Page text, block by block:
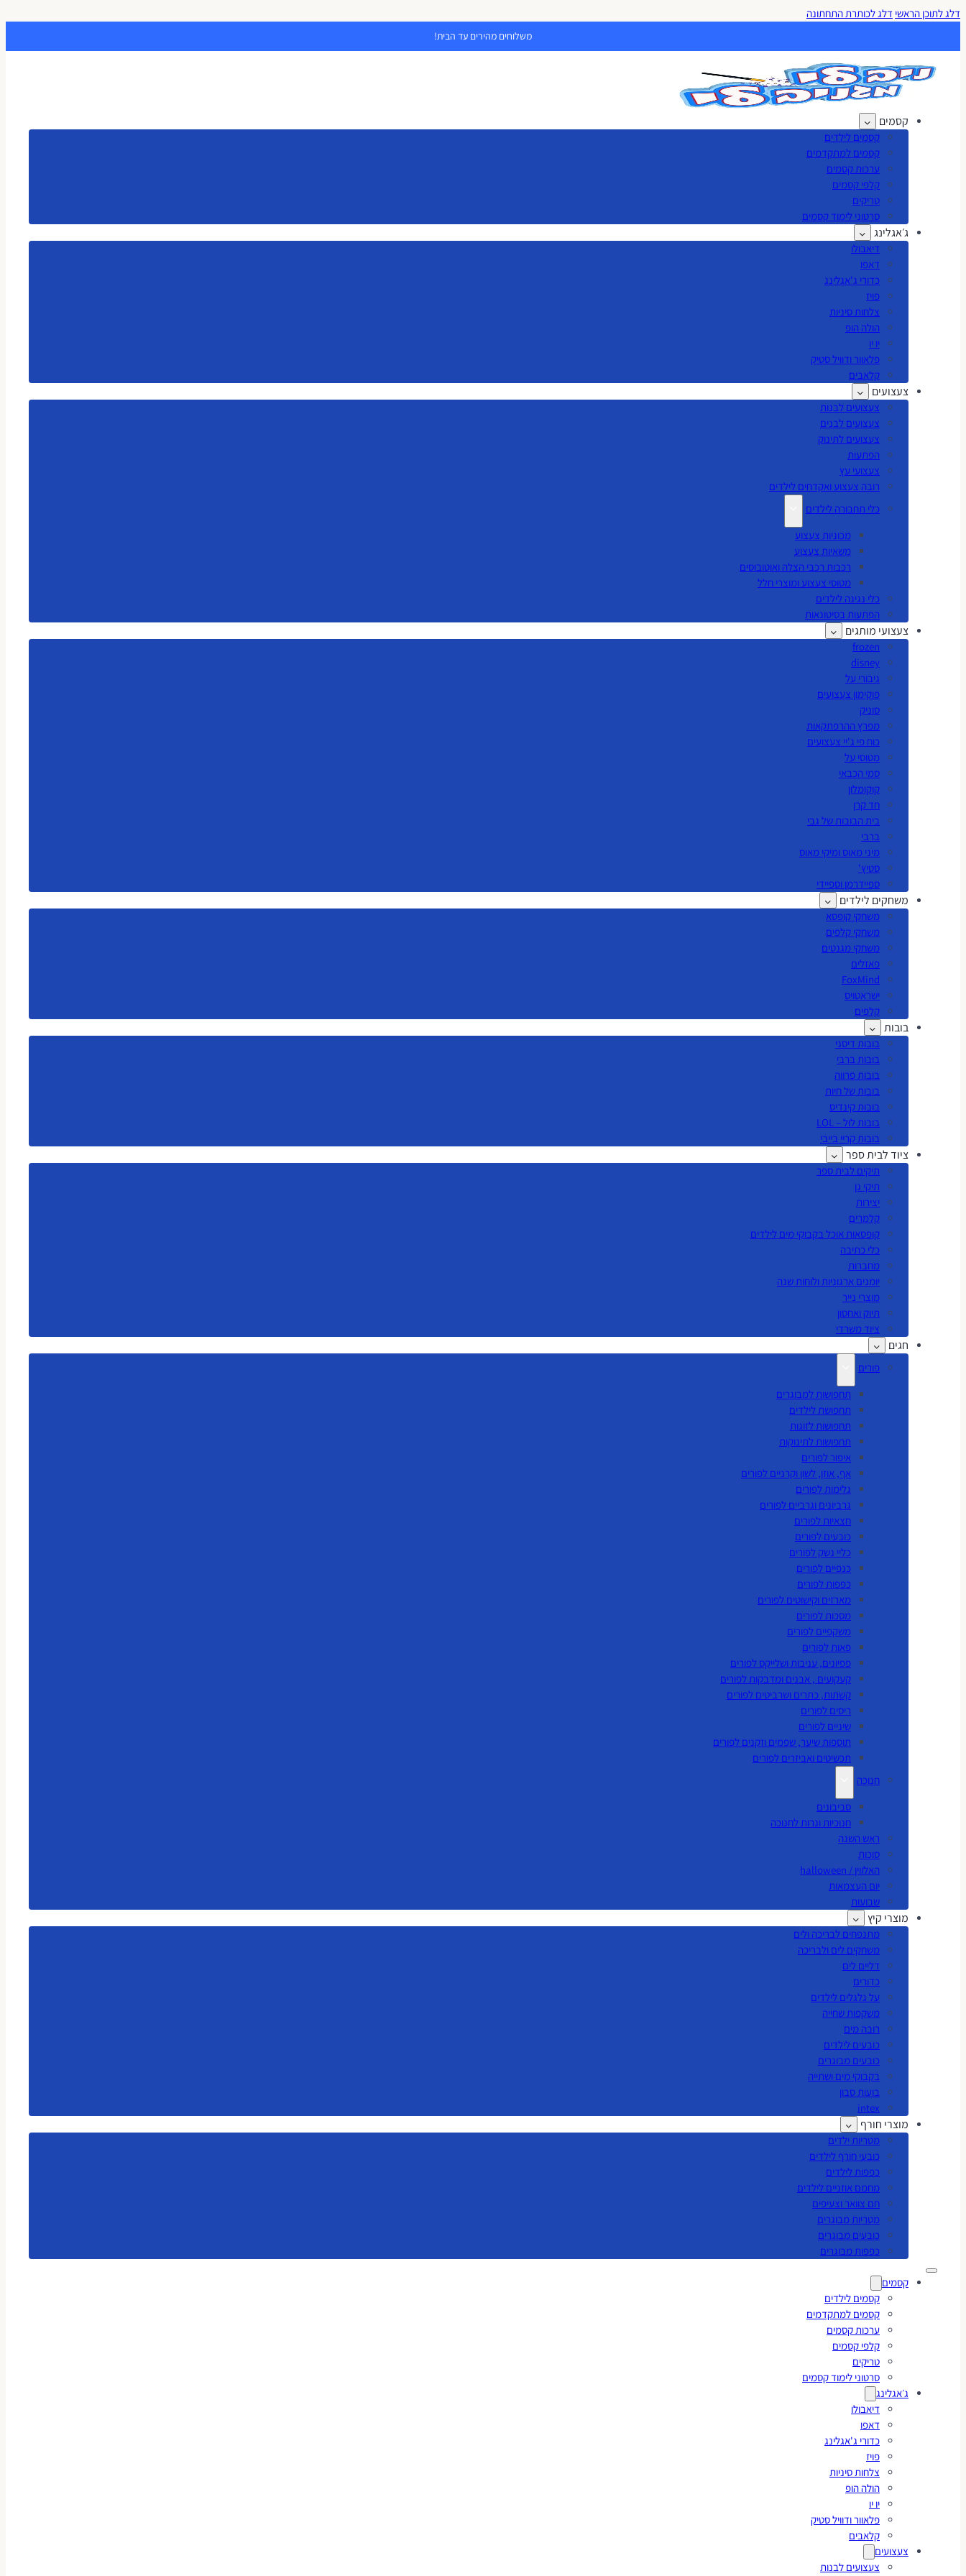
דלג לתוכן הראשי דלג לכותרת התחתונה
משלוחים מהירים עד הבית!
קסמים
קסמים לילדים
קסמים למתקדמים
ערכות קסמים
קלפי קסמים
טריקים
סרטוני לימוד קסמים
ג׳אגלינג
דיאבולו
דאפו
כדורי ג'אגלינג
פויז
צלחות סיניות
הולה הופ
יו יו
פלאוור ודוויל סטיק
קלאבים
צעצועים
צעצועים לבנות
צעצועים לבנים
צעצועים לתינוק
הפתעות
צעצועי עץ
רובה צעצוע ואקדחים לילדים
כלי תחבורה לילדים
מכוניות צעצוע
משאיות צעצוע
רכבות רכבי הצלה ואוטובוסים
מטוסי צעצוע ומוצרי חלל
כלי נגינה לילדים
הפתעות בסיטונאות
צעצועי מותגים
frozen
disney
גיבורי על
פוקימון צעצועים
סוניק
מפרץ ההרפתקאות
כוח פי ג'יי צעצועים
מטוסי על
סמי הכבאי
קוקומלון
חד קרן
בית הבובות של גבי
ברבי
מיני מאוס ומיקי מאוס
סטיץ'
ספיידרמן וספיידי
משחקים לילדים
משחקי קופסא
משחקי קלפים
משחקי מגנטים
פאזלים
FoxMind
ישראטויס
קלפים
בובות
בובות דיסני
בובות ברבי
בובות פרווה
בובות של חיות
בובות קינדיס
בובות לול – LOL
בובות קריי בייבי
ציוד לבית ספר
תיקים לבית ספר
תיקי גן
יצירות
קלמרים
קופסאות אוכל בקבוקי מים לילדים
כלי כתיבה
מחברות
יומנים ארגוניות ולוחות שנה
מוצרי נייר
תיוק ואחסון
ציוד משרדי
חגים
פורים
תחפושות למבוגרים
תחפושת לילדים
תחפושות לזוגות
תחפושות לתינוקות
איפור לפורים
אף, אוזן, לשון וקרניים לפורים
גלימות לפורים
גרביונים וגרביים לפורים
חצאיות לפורים
כובעים לפורים
כליי נשק לפורים
כנפיים לפורים
כפפות לפורים
מארזים וקישוטים לפורים
מסכות לפורים
משקפיים לפורים
פאות לפורים
פפיונים, עניבות ושלייקס לפורים
קעקועים , אבנים ומדבקות לפורים
קשתות, כתרים ושרביטים לפורים
ריסים לפורים
שיניים לפורים
תוספות שיער, שפמים וזקנים לפורים
תכשיטים ואביזרים לפורים
חנוכה
סביבונים
חנוכיות ונרות לחנוכה
ראש השנה
סוכות
האלווין / halloween
יום העצמאות
שבועות
מוצרי קיץ
מתנפחים לבריכה ולים
משחקים לים ולבריכה
דליים לים
כדורים
על גלגלים לילדים
משקפות שחייה
רובה מים
כובעים לילדים
כובעים מבוגרים
בקבוקי מים ושתייה
בועות סבון
intex
מוצרי חורף
מטריות ילדים
כובעי חורף לילדים
כפפות לילדים
מחמם אוזניים לילדים
חם צוואר וצעיפים
מטריות מבוגרים
כובעים מבוגרים
כפפות מבוגרים
קסמים
קסמים לילדים
קסמים למתקדמים
ערכות קסמים
קלפי קסמים
טריקים
סרטוני לימוד קסמים
ג׳אגלינג
דיאבולו
דאפו
כדורי ג'אגלינג
פויז
צלחות סיניות
הולה הופ
יו יו
פלאוור ודוויל סטיק
קלאבים
צעצועים
צעצועים לבנות